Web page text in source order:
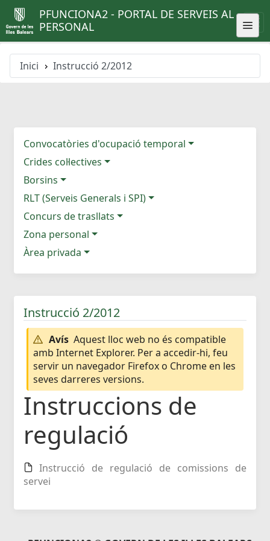
PFUNCIONA2 - PORTAL DE SERVEIS AL
PERSONAL
Inici Instrucció 2/2012
Convocatòries d'ocupació temporal
Crides col·lectives
Borsins
RLT (Serveis Generals i SPI)
Concurs de trasllats
Zona personal
Àrea privada
Instrucció 2/2012
Avís Aquest lloc web no és compatible
amb Internet Explorer. Per a accedir-hi, feu
servir un navegador Firefox o Chrome en les
seves darreres versions.
Instruccions de
regulació
Instrucció de regulació de comissions de
servei